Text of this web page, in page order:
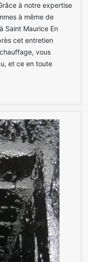
à notre expertise
à même de
Saint Maurice En
cet entretien
vous
et ce en toute